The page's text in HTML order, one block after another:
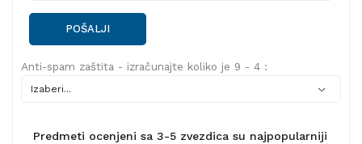
POŠALJI
Anti-spam zaštita - izračunajte koliko je 9 - 4 :
Predmeti ocenjeni sa 3-5 zvezdica su najpopularniji